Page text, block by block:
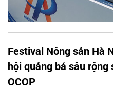
Festival Nông sản Hà
hội quảng bá sâu rộng
OCOP